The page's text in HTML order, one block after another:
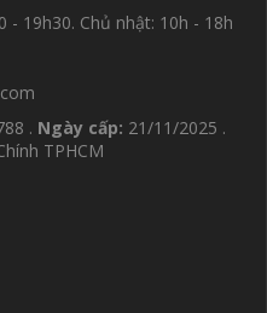
- 19h30. Chủ nhật: 10h - 18h
. Ngày cấp: 21/11/2025 .
TPHCM